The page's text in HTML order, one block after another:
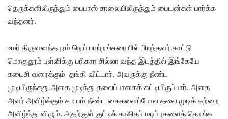
தெருக்களிலிருந்தும் பைபாஸ் சாலையிலிருந்தும் பையன்கள் பார்க்க
வந்தனர்.
உமர் திருவனந்தபுரம் நெய்யாற்றங்கரையில் பிறந்தவர்.காட்டு
மொகுதூம் பள்ளிக்கு பரிகார சில்லா வந்த இடத்தில் இங்கேயே
கடைசி வரைக்கும் தங்கி விட்டார். அவருக்கு நீண்ட
முடியிருந்தது.அதை முடிந்து தலைப்பாகைக் கட்டியிருப்பார். அதை
அவர் அவிழ்க்கும் சமயம் நீண்ட கைகளைப்போல தலை முடிக் கற்றை
அவிழ்ந்து விழும். அதற்குள் குட்டிக் காகிதப் மடிப்புகளைத் தொங்க